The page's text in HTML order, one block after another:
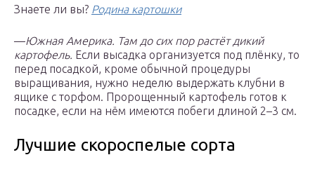
Знаете ли вы? Родина картошки
—Южная Америка. Там до сих пор растёт дикий
картофель. Если высадка организуется под плёнку, то
перед посадкой, кроме обычной процедуры
выращивания, нужно неделю выдержать клубни в
ящике с торфом. Пророщенный картофель готов к
посадке, если на нём имеются побеги длиной 2–3 см.
Лучшие скороспелые сорта